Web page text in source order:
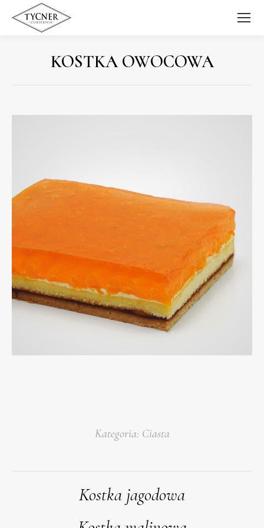
KOSTKA OWOCOWA
Kategoria: Ciasta
PROJECT
NAVIGATIONPrevious
project:
Kostka jagodowa